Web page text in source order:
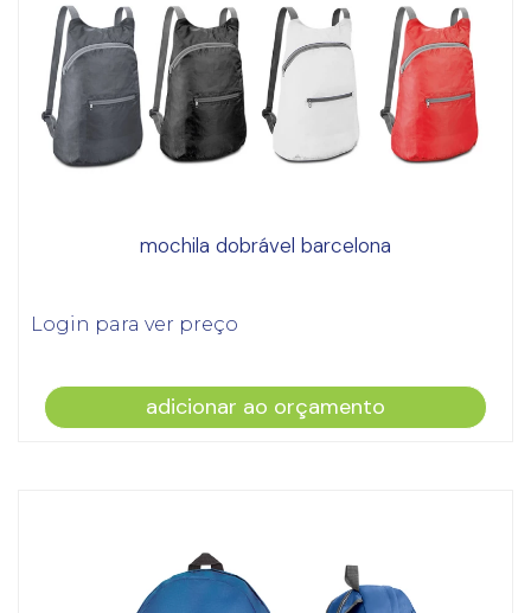
mochila dobrável barcelona
Login para ver preço
adicionar ao orçamento